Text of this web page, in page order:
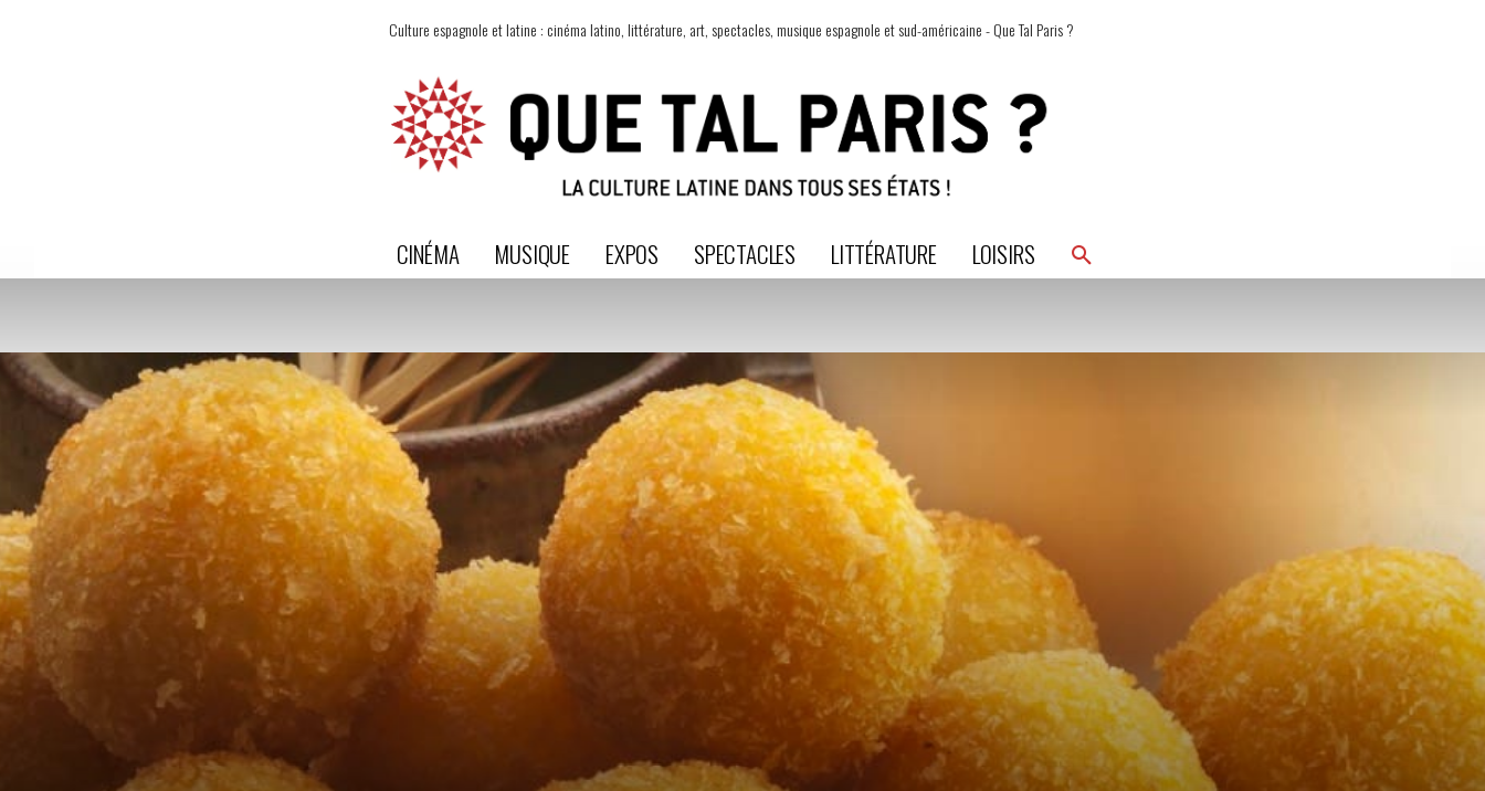
Culture espagnole et latine : cinéma latino, littérature, art, spectacles, musique espagnole et sud-américaine - Que Tal Paris ?
CINÉMA MUSIQUE EXPOS SPECTACLES LITTÉRATURE LOISIRS